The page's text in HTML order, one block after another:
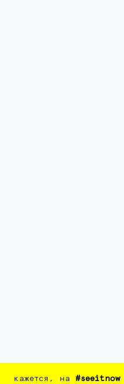
кажется, на #seeitnow